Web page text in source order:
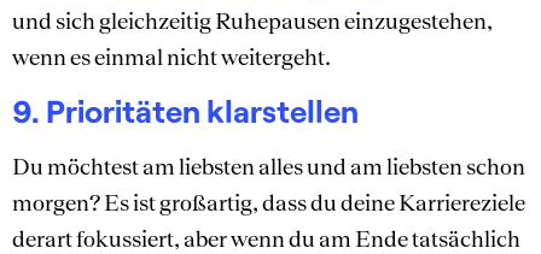
und sich gleichzeitig Ruhepausen einzugestehen,
wenn es einmal nicht weitergeht.
9. Prioritäten klarstellen
Du möchtest am liebsten alles und am liebsten schon
morgen? Es ist großartig, dass du deine Karriereziele
derart fokussiert, aber wenn du am Ende tatsächlich